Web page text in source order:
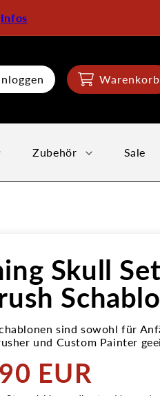
Infos
Warenkorb
Zubehör Sale
Skull Set
sind sowohl für
und Custom Painter
EUR